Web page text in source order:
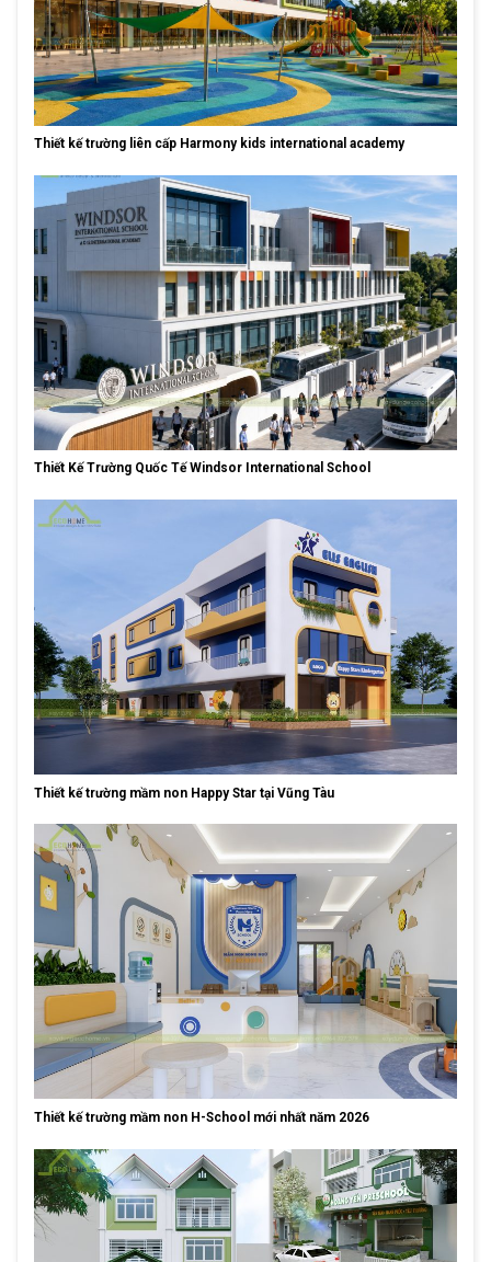
Thiết kế trường liên cấp Harmony kids international academy
Thiết Kế Trường Quốc Tế Windsor International School
Thiết kế trường mầm non Happy Star tại Vũng Tàu
Thiết kế trường mầm non H-School mới nhất năm 2026